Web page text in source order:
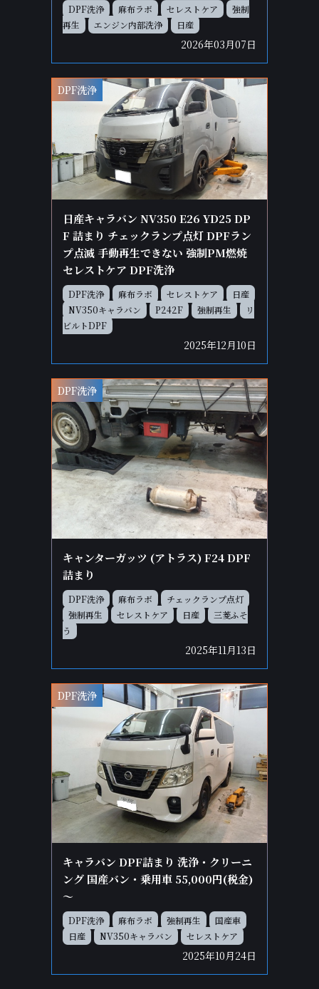
DPF洗浄 麻布ラボ セレストケア
強制
再生
エンジン内部洗浄 日産
2026年03月07日
DPF洗浄
日産キャラバン NV350 E26 YD25 DP
F 詰まり チェックランプ点灯 DPFラン
プ点滅 手動再生できない 強制PM燃焼
セレストケア DPF洗浄
DPF洗浄 麻布ラボ セレストケア
日産
NV350キャラバン
P242F 強制再生
リ
ビルトDPF
2025年12月10日
DPF洗浄
キャンターガッツ (アトラス) F24 DPF
詰まり
DPF洗浄 麻布ラボ
チェックランプ点灯
強制再生
セレストケア 日産
三菱ふそ
う
2025年11月13日
DPF洗浄
キャラバン DPF詰まり 洗浄・クリーニ
ング 国産バン・乗用車 55,000円(税金)
～
DPF洗浄 麻布ラボ 強制再生
国産車
日産
NV350キャラバン セレストケア
2025年10月24日